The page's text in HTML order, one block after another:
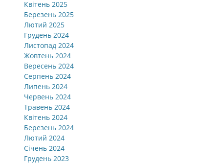
Квітень 2025
Березень 2025
Лютий 2025
Грудень 2024
Листопад 2024
Жовтень 2024
Вересень 2024
Серпень 2024
Липень 2024
Червень 2024
Травень 2024
Квітень 2024
Березень 2024
Лютий 2024
Січень 2024
Грудень 2023